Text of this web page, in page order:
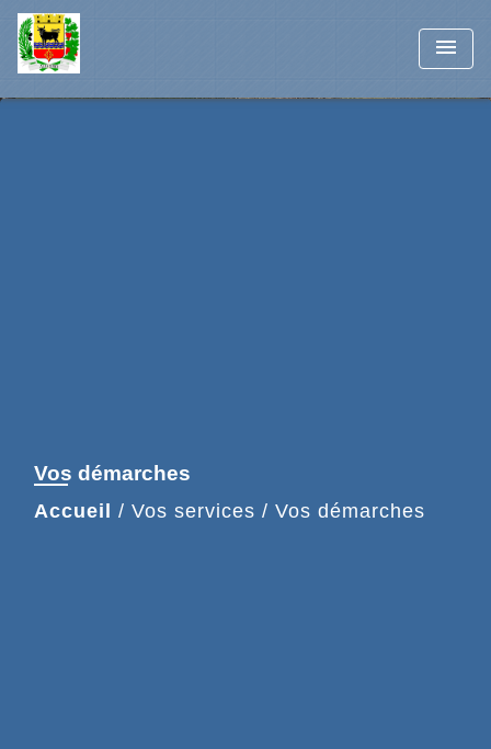
menu
Vos démarches
Accueil / Vos services / Vos démarches